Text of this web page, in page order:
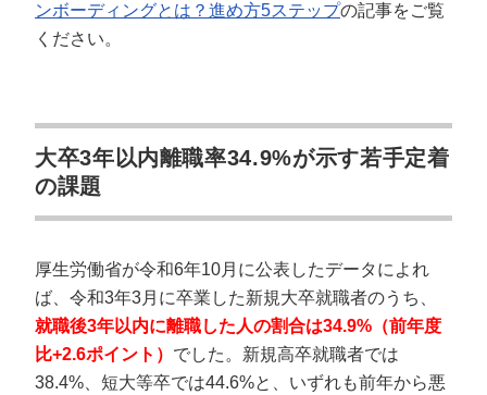
ンボーディングとは？進め方5ステップの記事をご覧
ください。
大卒3年以内離職率34.9%が示す若手定着
の課題
厚生労働省が令和6年10月に公表したデータによれ
ば、令和3年3月に卒業した新規大卒就職者のうち、
就職後3年以内に離職した人の割合は34.9%（前年度
比+2.6ポイント） でした。新規高卒就職者では
38.4%、短大等卒では44.6%と、いずれも前年から悪